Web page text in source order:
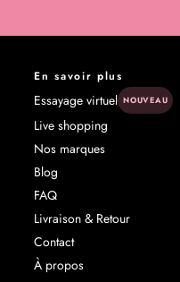
En savoir plus
Essayage virtuel NOUVEAU
Live shopping
Nos marques
Blog
FAQ
Livraison & Retour
Contact
À propos